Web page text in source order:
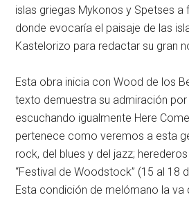
islas griegas Mykonos y Spetses a
donde evocaría el paisaje de las
Kastelorizo para redactar su gran
Esta obra inicia con Wood de los
texto demuestra su admiración por
escuchando igualmente Here
pertenece como veremos a esta
rock, del blues y del jazz;
“Festival de Woodstock” (15 al 18
Esta condición de melómano la va